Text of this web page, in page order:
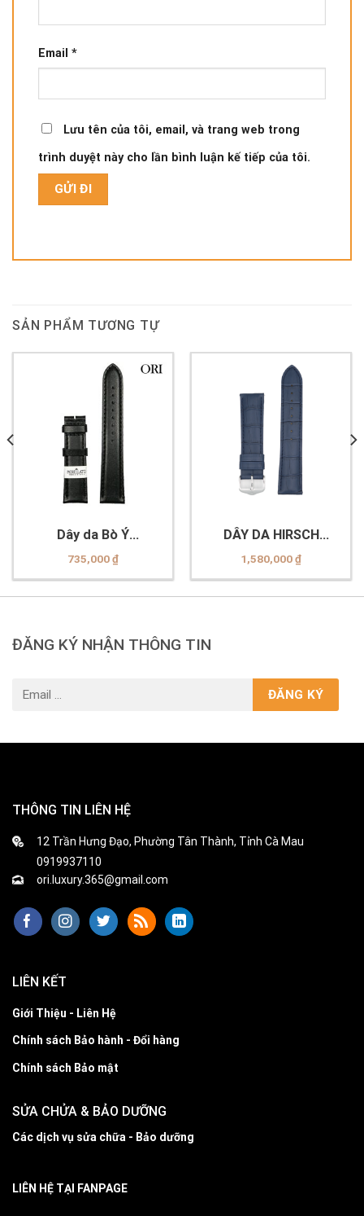
Email *
Lưu tên của tôi, email, và trang web trong
trình duyệt này cho lần bình luận kế tiếp của tôi.
SẢN PHẨM TƯƠNG TỰ
Dây da Bò Ý
Morellato
A01X0969087019CR20
735,000₫
DÂY DA HIRSCH
01028080-2-22
1,580,000₫
ĐĂNG KÝ NHẬN THÔNG TIN
THÔNG TIN LIÊN HỆ
12 Trần Hưng Đạo, Phường Tân Thành, Tỉnh Cà Mau
0919937110
ori.luxury.365@gmail.com
LIÊN KẾT
Giới Thiệu - Liên Hệ
Chính sách Bảo hành - Đổi hàng
Chính sách Bảo mật
SỬA CHỬA & BẢO DƯỠNG
Các dịch vụ sửa chữa - Bảo dưỡng
LIÊN HỆ TẠI FANPAGE